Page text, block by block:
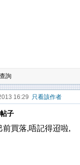
詢
16:29 只看該作者
子
前買落,唔記得迢啦,